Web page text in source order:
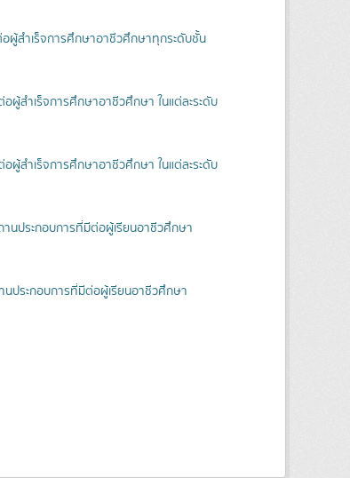
ผู้สำเร็จการศึกษาอาชีวศึกษาทุกระดับชั้น
สำเร็จการศึกษาอาชีวศึกษา ในแต่ละระดับ
สำเร็จการศึกษาอาชีวศึกษา ในแต่ละระดับ
นประกอบการที่มีต่อผู้เรียนอาชีวศึกษา
ประกอบการที่มีต่อผู้เรียนอาชีวศึกษา